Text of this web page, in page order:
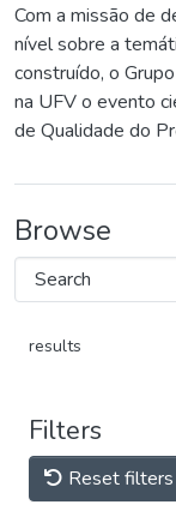
Com a missão de
nível sobre a
construído, o
na UFV o evento
de Qualidade do
Browse
results
Filters
Reset filters